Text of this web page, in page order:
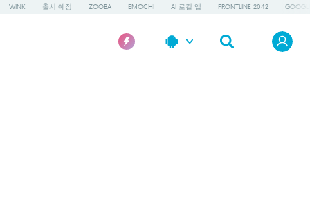
WINK 출시 예정 ZOOBA EMOCHI AI 로컬 앱 FRONTLINE 2042